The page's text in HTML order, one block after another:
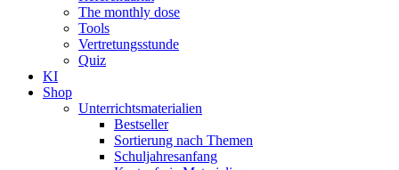
The monthly dose
Tools
Vertretungsstunde
Quiz
KI
Shop
Unterrichtsmaterialien
Bestseller
Sortierung nach Themen
Schuljahresanfang